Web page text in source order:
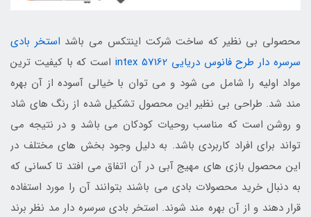
محصولی بی نظیر که ساخت شرکت اینتکس می باشد استخر بادی
سرسره دار طرح فانوس دریایی intex 57162
است که با کیفیت ترین
مواد اولیه را شامل می شود و می توان با خیالی آسوده از آن بهره
مند شد. طراحی بی نظیر این محصول تشکیل شده از رنگ های شاد
و روشن است که مناسب روحیات کودکان می باشد و در نتیجه می
تواند برای افراد کاربردی باشد. به دلیل وجود بخش های مختلف در
این محصول بازی های مهیج آبی در آن اتفاق می افتد تا کسانی که
به دنبال خرید محصولات بادی می باشند بتوانند آن را مورد استفاده
قرار دهند و از آن بهره مند شوند. استخر بادی سرسره دار مد نظر برند